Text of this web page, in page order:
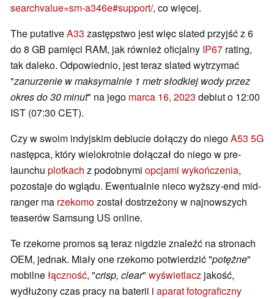
searchvalue=sm-a346e#support/, co więcej.
The putativeA33 zastępstwo jest więc slated przyjść z 6
do 8 GB pamięci RAM, jak również oficjalny IP67 rating,
tak daleko. Odpowiednio, jest teraz slated wytrzymać
"zanurzenie w maksymalnie 1 metr słodkiej wody przez
okres do 30 minut" na jego marca 16, 2023 debiut o 12:00
IST (07:30 CET).
Czy w swoim indyjskim debiucie dołączy do niegoA53 5G
następca, który wielokrotnie dołączał do niego w pre-
launchu plotkach z podobnymi opcjami wykończenia,
pozostaje do wglądu. Ewentualnie nieco wyższy-end mid-
ranger ma rzekomozostał dostrzeżony w najnowszych
teaserów Samsung US online.
Te rzekome promos są teraz nigdzie znaleźć na stronach
OEM, jednak. Miały one rzekomo potwierdzić "potężne"
mobilnełączność, "crisp, clear" wyświetlacz jakość,
wydłużony czas pracy na baterii i aparat fotograficzny